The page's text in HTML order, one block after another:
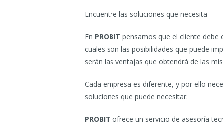
Encuentre las soluciones que necesita
En PROBIT pensamos que el cliente debe
cuales son las posibilidades que puede
serán las ventajas que obtendrá de las
Cada empresa es diferente, y por ello
soluciones que puede necesitar.
PROBIT ofrece un servicio de asesoría